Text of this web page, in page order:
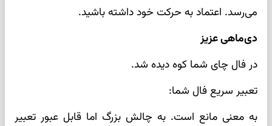
می‌رسد. اعتماد به حرکت خود داشته باشید.
دی‌ماهی عزیز
در فال چای شما کوه دیده شد.
تعبیر سریع فال شما:
به معنی مانع است. به چالش بزرگ اما قابل عبور تعبیر